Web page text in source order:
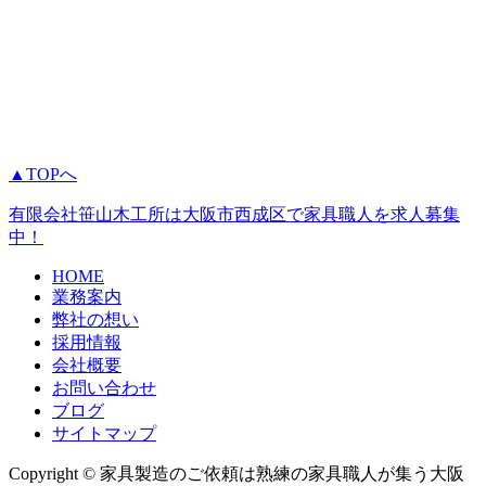
▲TOPへ
有限会社笹山木工所は大阪市西成区で家具職人を求人募集
中！
HOME
業務案内
弊社の想い
採用情報
会社概要
お問い合わせ
ブログ
サイトマップ
Copyright © 家具製造のご依頼は熟練の家具職人が集う大阪